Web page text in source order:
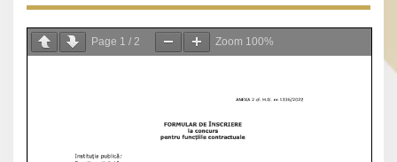
Page 1 / 2 Zoom 100%